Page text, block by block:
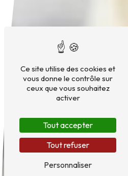
Ce site utilise des cookies et
vous donne le contrôle sur
ceux que vous souhaitez
activer
Tout accepter
Tout refuser
Personnaliser